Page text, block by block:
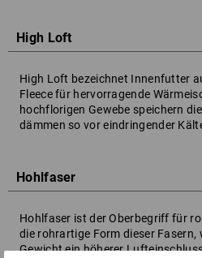
High Loft
High Loft bezeichnet Innenfutter
Fleece für hervorragende
hochflorigen Gewebe speichern
dämmen so vor eindringender
Hohlfaser
Hohlfaser ist der Oberbegriff für
die rohrartige Form dieser Fasern,
Gewicht ein höherer